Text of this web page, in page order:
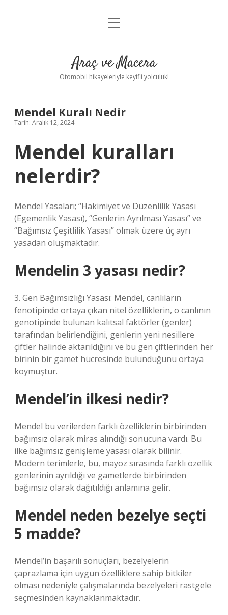
Anasayfa
Yasal Uyarı
menüyü
Araç ve Macera
Otomobil hikayeleriyle keyifli yolculuk!
Mendel Kuralı Nedir
Tarih: Aralık 12, 2024
Mendel kuralları
nelerdir?
Mendel Yasaları; “Hakimiyet ve Düzenlilik Yasası
(Egemenlik Yasası), “Genlerin Ayrılması Yasası” ve
“Bağımsız Çeşitlilik Yasası” olmak üzere üç ayrı
yasadan oluşmaktadır.
Mendelin 3 yasası nedir?
3. Gen Bağımsızlığı Yasası: Mendel, canlıların
fenotipinde ortaya çıkan nitel özelliklerin, o canlının
genotipinde bulunan kalıtsal faktörler (genler)
tarafından belirlendiğini, genlerin yeni nesillere
çiftler halinde aktarıldığını ve bu gen çiftlerinden her
birinin bir gamet hücresinde bulunduğunu ortaya
koymuştur.
Mendel’in ilkesi nedir?
Mendel bu verilerden farklı özelliklerin birbirinden
bağımsız olarak miras alındığı sonucuna vardı. Bu
ilke bağımsız genişleme yasası olarak bilinir.
Modern terimlerle, bu, mayoz sırasında farklı özellik
genlerinin ayrıldığı ve gametlerde birbirinden
bağımsız olarak dağıtıldığı anlamına gelir.
Mendel neden bezelye seçti
5 madde?
Mendel’in başarılı sonuçları, bezelyelerin
çaprazlama için uygun özelliklere sahip bitkiler
olması nedeniyle çalışmalarında bezelyeleri rastgele
seçmesinden kaynaklanmaktadır.